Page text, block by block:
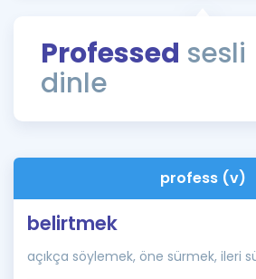
Rehberlik Aracı
ÖSYM Sınav Takvimi
İngilizce Gramer
Professed sesli
dinle
profess (v)
belirtmek
açıkça söylemek, öne sürmek, ileri